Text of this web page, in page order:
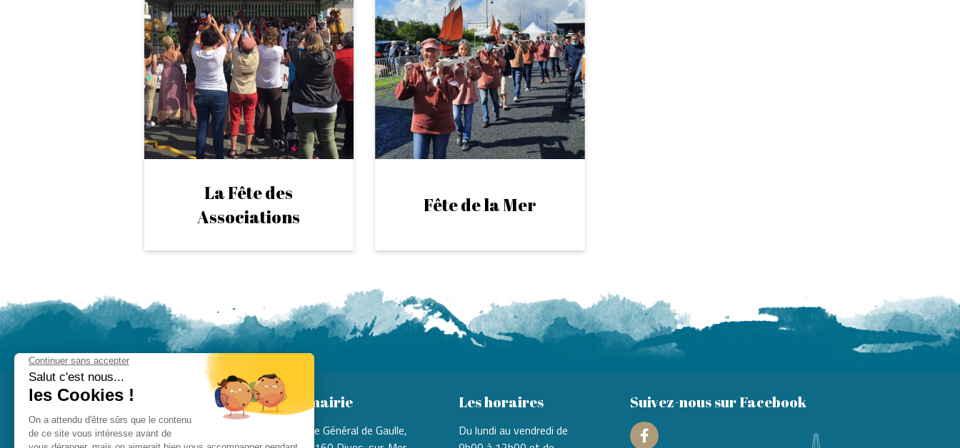
La Fête des
Associations
Fête de la Mer
La mairie
Rue Général de Gaulle,
Les horaires
Du lundi au vendredi de
Suivez-nous sur Facebook